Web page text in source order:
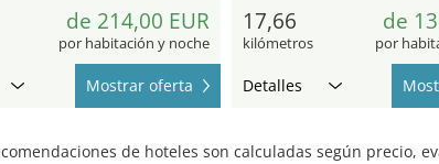
de 214,00 EUR
por habitación y noche
Mostrar oferta
17,66
kilómetros
de
por
Detalles
de hoteles son calculadas según precio,